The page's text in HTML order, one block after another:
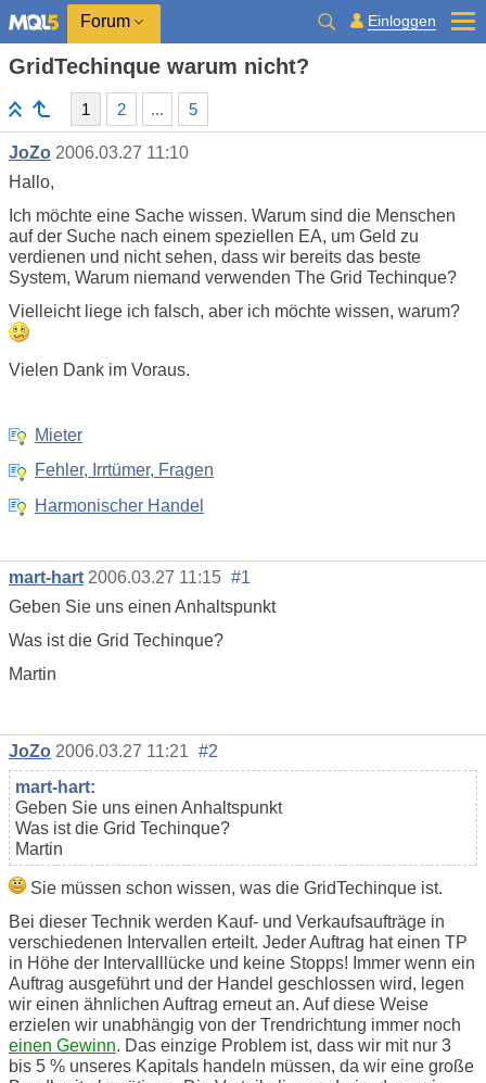
Forum Einloggen
GridTechinque warum nicht?
1 2 ... 5
JoZo 2006.03.27 11:10
Hallo,
Ich möchte eine Sache wissen. Warum sind die Menschen
auf der Suche nach einem speziellen EA, um Geld zu
verdienen und nicht sehen, dass wir bereits das beste
System, Warum niemand verwenden The Grid Techinque?
Vielleicht liege ich falsch, aber ich möchte wissen, warum?
Vielen Dank im Voraus.
Mieter
Fehler, Irrtümer, Fragen
Harmonischer Handel
mart-hart 2006.03.27 11:15 #1
Geben Sie uns einen Anhaltspunkt
Was ist die Grid Techinque?
Martin
JoZo 2006.03.27 11:21 #2
mart-hart:
Geben Sie uns einen Anhaltspunkt
Was ist die Grid Techinque?
Martin
Sie müssen schon wissen, was die GridTechinque ist.
Bei dieser Technik werden Kauf- und Verkaufsaufträge in
verschiedenen Intervallen erteilt. Jeder Auftrag hat einen TP
in Höhe der Intervalllücke und keine Stopps! Immer wenn ein
Auftrag ausgeführt und der Handel geschlossen wird, legen
wir einen ähnlichen Auftrag erneut an. Auf diese Weise
erzielen wir unabhängig von der Trendrichtung immer noch
einen Gewinn. Das einzige Problem ist, dass wir mit nur 3
bis 5 % unseres Kapitals handeln müssen, da wir eine große